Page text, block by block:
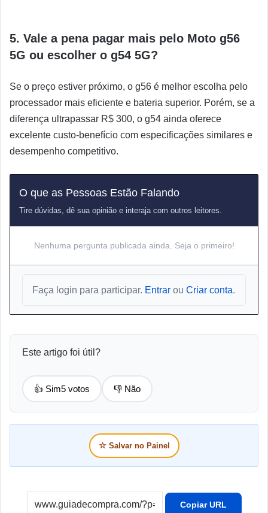
5. Vale a pena pagar mais pelo Moto g56
5G ou escolher o g54 5G?
Se o preço estiver próximo, o g56 é melhor escolha pelo
processador mais eficiente e bateria superior. Porém, se a
diferença ultrapassar R$ 300, o g54 ainda oferece
excelente custo-benefício com especificações similares e
desempenho competitivo.
O que as Pessoas Estão Falando
Tire dúvidas, dê sua opinião e interaja com outros leitores.
Nenhuma pergunta publicada ainda. Seja o primeiro!
Faça login para participar. Entrar ou Criar conta.
Este artigo foi útil?
👍 Sim5 votos 👎 Não
☆ Salvar no Painel
Copiar URL